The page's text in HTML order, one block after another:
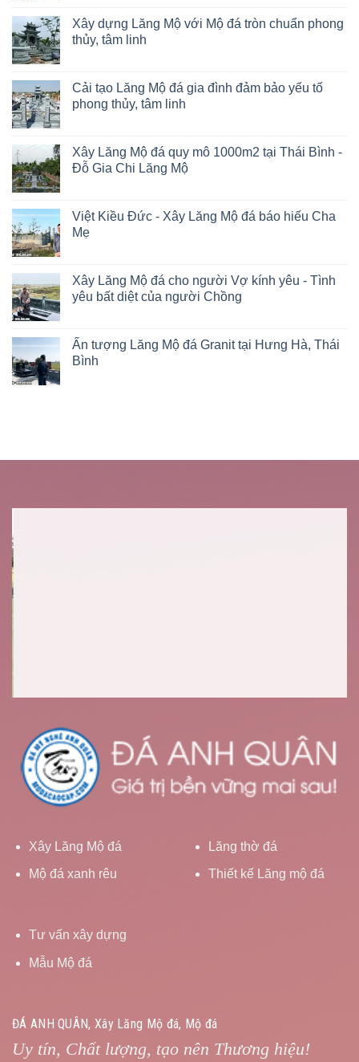
Xây dựng Lăng Mộ với Mộ đá tròn chuẩn phong
thủy, tâm linh
Cải tạo Lăng Mộ đá gia đình đảm bảo yếu tố
phong thủy, tâm linh
Xây Lăng Mộ đá quy mô 1000m2 tại Thái Bình -
Đỗ Gia Chi Lăng Mộ
Việt Kiều Đức - Xây Lăng Mộ đá báo hiếu Cha
Mẹ
Xây Lăng Mộ đá cho người Vợ kính yêu - Tình
yêu bất diệt của người Chồng
Ấn tượng Lăng Mộ đá Granit tại Hưng Hà, Thái
Bình
Xây Lăng Mộ đá
Mộ đá xanh rêu
Lăng thờ đá
Thiết kế Lăng mộ đá
Tư vấn xây dựng
Mẫu Mộ đá
ĐÁ ANH QUÂN, Xây Lăng Mộ đá, Mộ đá
Uy tín, Chất lượng, tạo nên Thương hiệu!